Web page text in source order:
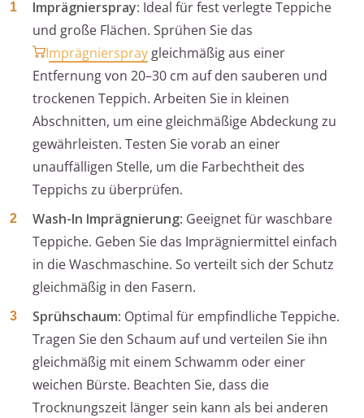
Imprägnierspray: Ideal für fest verlegte Teppiche
und große Flächen. Sprühen Sie das
Imprägnierspray gleichmäßig aus einer
Entfernung von 20–30 cm auf den sauberen und
trockenen Teppich. Arbeiten Sie in kleinen
Abschnitten, um eine gleichmäßige Abdeckung zu
gewährleisten. Testen Sie vorab an einer
unauffälligen Stelle, um die Farbechtheit des
Teppichs zu überprüfen.
Wash-In Imprägnierung: Geeignet für waschbare
Teppiche. Geben Sie das Imprägniermittel einfach
in die Waschmaschine. So verteilt sich der Schutz
gleichmäßig in den Fasern.
Sprühschaum: Optimal für empfindliche Teppiche.
Tragen Sie den Schaum auf und verteilen Sie ihn
gleichmäßig mit einem Schwamm oder einer
weichen Bürste. Beachten Sie, dass die
Trocknungszeit länger sein kann als bei anderen